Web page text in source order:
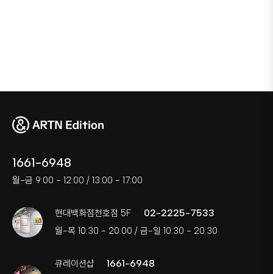
1661-6948
월-금 9:00 - 12:00 / 13:00 - 17:00
현대백화점천호점 5F 02-2225-7533
월-목 10:30 - 20:00 / 금-일 10:30 - 20:30
큐레이션샵 1661-6948